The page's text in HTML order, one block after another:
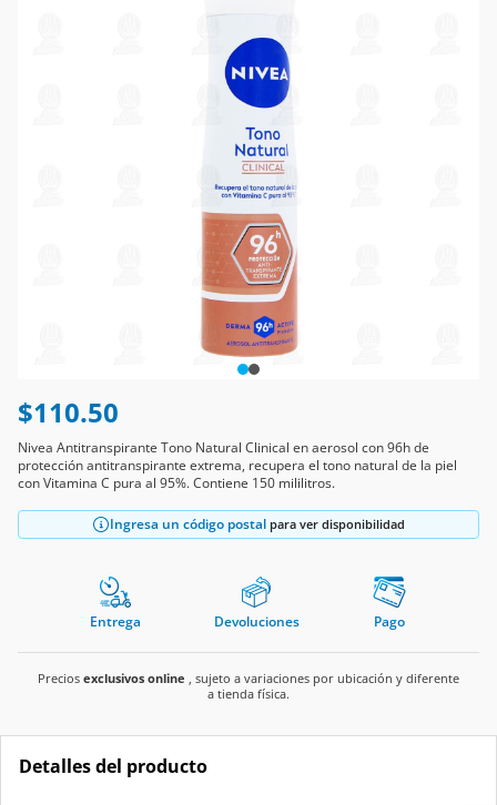
$110.50
Nivea Antitranspirante Tono Natural Clinical en aerosol con 96h de
protección antitranspirante extrema, recupera el tono natural de la piel
con Vitamina C pura al 95%. Contiene 150 mililitros.
Ingresa un código postal para ver disponibilidad
Entrega Devoluciones Pago
Precios exclusivos online , sujeto a variaciones por ubicación y diferente
a tienda física.
Detalles del producto